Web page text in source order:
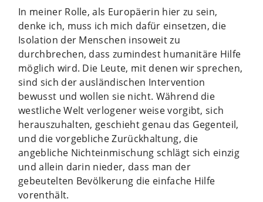
In meiner Rolle, als Europäerin hier zu sein,
denke ich, muss ich mich dafür einsetzen, die
Isolation der Menschen insoweit zu
durchbrechen, dass zumindest humanitäre Hilfe
möglich wird. Die Leute, mit denen wir sprechen,
sind sich der ausländischen Intervention
bewusst und wollen sie nicht. Während die
westliche Welt verlogener weise vorgibt, sich
herauszuhalten, geschieht genau das Gegenteil,
und die vorgebliche Zurückhaltung, die
angebliche Nichteinmischung schlägt sich einzig
und allein darin nieder, dass man der
gebeutelten Bevölkerung die einfache Hilfe
vorenthält.